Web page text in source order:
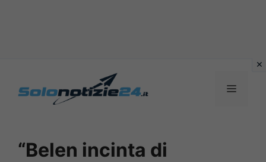
MENU
“Belen incinta di